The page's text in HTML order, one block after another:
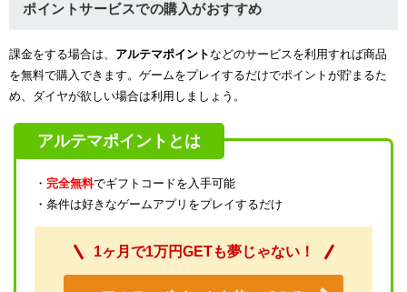
ポイントサービスでの購入がおすすめ
課金をする場合は、 アルテマポイントなどのサービスを利用すれば商品
を無料で購入できます。ゲームをプレイするだけでポイントが貯まるた
め、ダイヤが欲しい場合は利用しましょう。
アルテマポイントとは
・ 完全無料でギフトコードを入手可能
・条件は好きなゲームアプリをプレイするだけ
1ヶ月で1万円GETも夢じゃない！